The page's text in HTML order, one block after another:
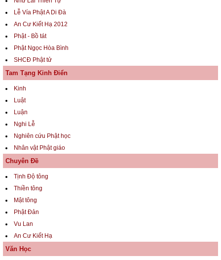
Lễ Vía Phật A Di Đà
An Cư Kiết Hạ 2012
Phật - Bồ tát
Phật Ngọc Hòa Bình
SHCĐ Phật tử
Tam Tạng Kinh Điển
Kinh
Luật
Luận
Nghi Lễ
Nghiên cứu Phật học
Nhân vật Phật giáo
Chuyên Đề
Tịnh Độ tông
Thiền tông
Mật tông
Phật Đản
Vu Lan
An Cư Kiết Hạ
Văn Học